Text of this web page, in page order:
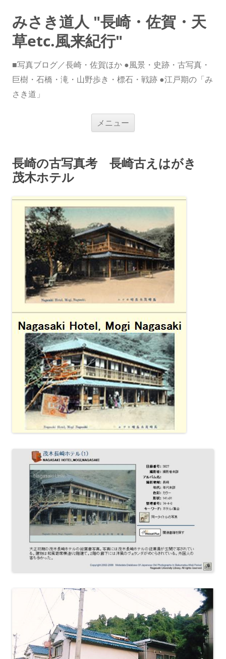
みさき道人 "長崎・佐賀・天
草etc.風来紀行"
■写真ブログ／長崎・佐賀ほか ●風景・史跡・古写真・
巨樹・石橋・滝・山野歩き・標石・戦跡 ●江戸期の「み
さき道」
メニュー
ス
キ
長崎の古写真考 長崎古えはがき
茂木ホテル